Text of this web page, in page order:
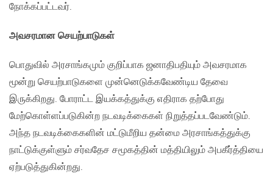
நோக்கப்பட்டவர்.
அவசரமான செயற்பாடுகள்
பொதுவில் அரசாங்கமும் குறிப்பாக ஜனாதிபதியும் அவசரமாக
மூன்று செயற்பாடுகளை முன்னெடுக்கவேண்டிய தேவை
இருக்கிறது. போராட்ட இயக்கத்துக்கு எதிராக தற்போது
மேற்கொள்ளப்படுகின்ற நடவடிக்கைகள் நிறுத்தப்படவேண்டும்.
அந்த நடவடிக்கைகளின் மட்டுமீறிய தன்மை அரசாங்கத்துக்கு
நாட்டுக்குள்ளும் சர்வதேச சமூகத்தின் மத்தியிலும் அபகீர்த்தியை
ஏற்படுத்துகின்றது.